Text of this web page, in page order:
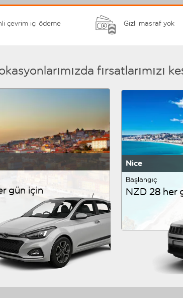
çevrim içi ödeme Gizli masraf yok
fırsatlarımızı
gün için
Nice
Başlangıç
NZD 28 her